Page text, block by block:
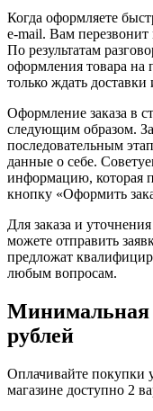
Когда оформляете
e-mail. Вам перезвонит
По результатам
оформления товара на
только ждать
Оформление заказа в
следующим образом.
последовательным
данные о себе.
информацию, которая
кнопку «Оформить
Для заказа и
можете отправить
предложат
любым вопросам.
Минимальная
рублей
Оплачивайте покупки
магазине доступно 2